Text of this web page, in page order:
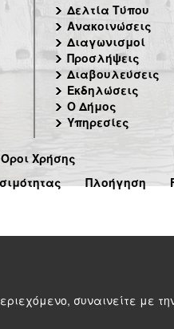
Δελτία Τύπου
Ανακοινώσεις
Διαγωνισμοί
Προσλήψεις
Διαβουλεύσεις
Εκδηλώσεις
Ο Δήμος
Υπηρεσίες
Όροι Χρήσης
Πλοήγηση
συναινείτε με